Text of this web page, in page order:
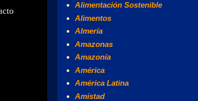
Alimentación Sostenible
Alimentos
Almería
Amazonas
Amazonía
América
América Latina
Amistad